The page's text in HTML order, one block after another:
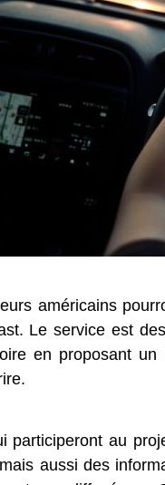
américains
Le service est
en proposant
participeront au
aussi des